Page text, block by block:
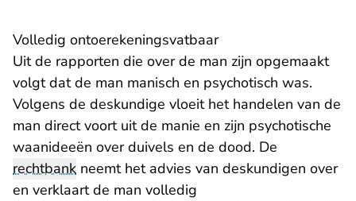
Volledig ontoerekeningsvatbaar
Uit de rapporten die over de man zijn opgemaakt
volgt dat de man manisch en psychotisch was.
Volgens de deskundige vloeit het handelen van de
man direct voort uit de manie en zijn psychotische
waanideeën over duivels en de dood. De
rechtbank neemt het advies van deskundigen over
en verklaart de man volledig